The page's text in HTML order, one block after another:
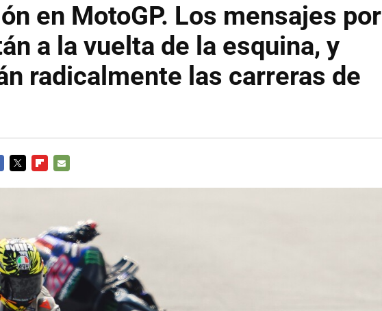
en MotoGP. Los mensajes por
a la vuelta de la esquina, y
radicalmente las carreras de